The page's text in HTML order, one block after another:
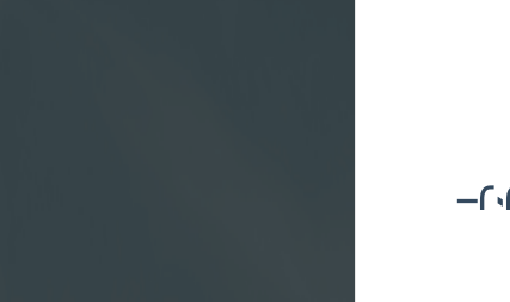
البطولة الرابعة براعم بالمدينة المنورة للموسم 2024-